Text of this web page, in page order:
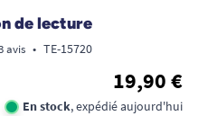
de lecture
avis • TE-15720
19,90 €
En stock, expédié aujourd'hui